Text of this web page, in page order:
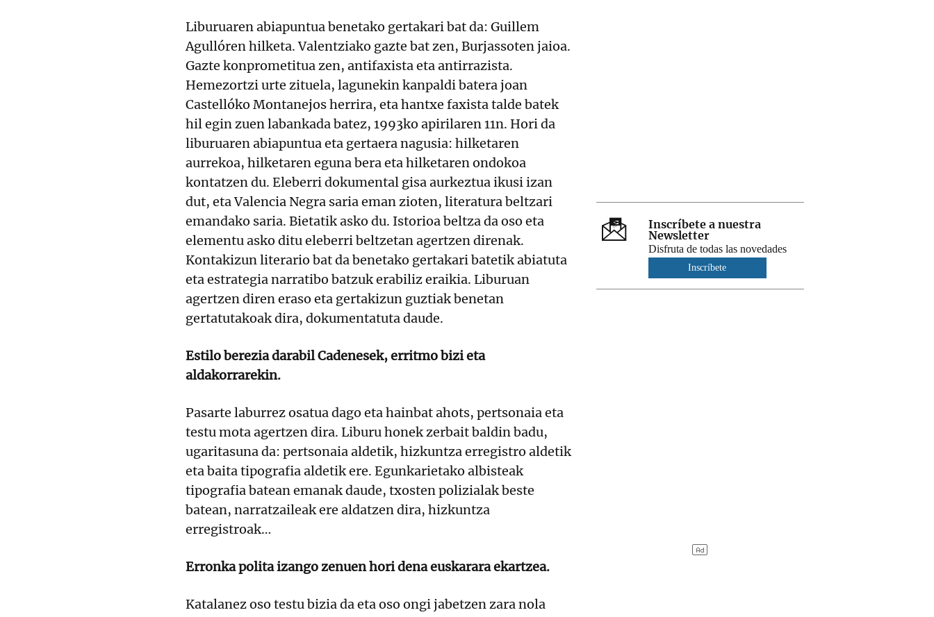
Liburuaren abiapuntua benetako gertakari bat da: Guillem
Agullóren hilketa. Valentziako gazte bat zen, Burjassoten jaioa.
Gazte konprometitua zen, antifaxista eta antirrazista.
Hemezortzi urte zituela, lagunekin kanpaldi batera joan
Castellóko Montanejos herrira, eta hantxe faxista talde batek
hil egin zuen labankada batez, 1993ko apirilaren 11n. Hori da
liburuaren abiapuntua eta gertaera nagusia: hilketaren
aurrekoa, hilketaren eguna bera eta hilketaren ondokoa
kontatzen du. Eleberri dokumental gisa aurkeztua ikusi izan
dut, eta Valencia Negra saria eman zioten, literatura beltzari
emandako saria. Bietatik asko du. Istorioa beltza da oso eta
elementu asko ditu eleberri beltzetan agertzen direnak.
Kontakizun literario bat da benetako gertakari batetik abiatuta
eta estrategia narratibo batzuk erabiliz eraikia. Liburuan
agertzen diren eraso eta gertakizun guztiak benetan
gertatutakoak dira, dokumentatuta daude.
Estilo berezia darabil Cadenesek, erritmo bizi eta
aldakorrarekin.
Pasarte laburrez osatua dago eta hainbat ahots, pertsonaia eta
testu mota agertzen dira. Liburu honek zerbait baldin badu,
ugaritasuna da: pertsonaia aldetik, hizkuntza erregistro aldetik
eta baita tipografia aldetik ere. Egunkarietako albisteak
tipografia batean emanak daude, txosten polizialak beste
batean, narratzaileak ere aldatzen dira, hizkuntza
erregistroak…
Erronka polita izango zenuen hori dena euskarara ekartzea.
Katalanez oso testu bizia da eta oso ongi jabetzen zara nola
Inscríbete a nuestra
Newsletter
Disfruta de todas las novedades
Inscríbete